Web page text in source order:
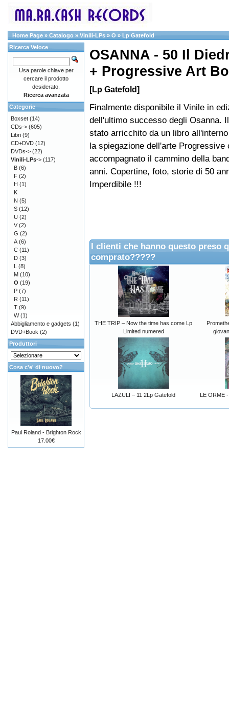
Home Page » Catalogo » Vinili-LPs » O » Lp Gatefold
OSANNA - 50 Il
+ Progressive Art
[Lp Gatefold]
Finalmente disponibile il Vinile in
dell'ultimo successo degli Osanna.
stato arricchito da un libro
la spiegazione dell'arte Progressive
accompagnato il cammino della
anni. Copertine, foto, storie di 50
Imperdibile !!!
I clienti che hanno questo preso
comprato?????
THE TRIP – Now the time has come Lp
Limited numered
LAZULI – 11 2Lp Gatefold LE ORME
Ricerca Veloce
Usa parole chiave per
cercare il prodotto
desiderato.
Ricerca avanzata
Categorie
Boxset (14)
CDs-> (605)
Libri (9)
CD+DVD (12)
DVDs-> (22)
Vinili-LPs-> (117)
B (6)
F (2)
H (1)
K
N (5)
S (12)
U (2)
V (2)
G (2)
A (6)
C (11)
D (3)
L (8)
M (10)
O (19)
P (7)
R (11)
T (9)
W(1)
Abbigliamento e gadgets (1)
DVD+Book (2)
Produttori
Cosa c'e' di nuovo?
Paul Roland - Brighton Rock
17.00€